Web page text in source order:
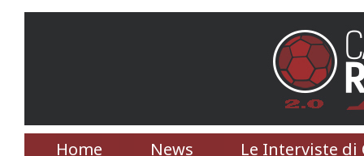
Home News Le Interviste di